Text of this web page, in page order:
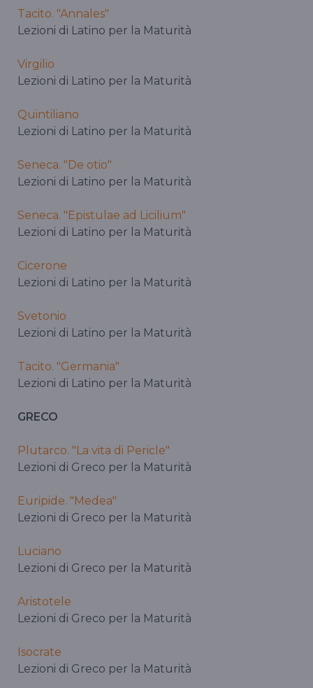
Tacito. "Annales"
Lezioni di Latino per la Maturità
Virgilio
Lezioni di Latino per la Maturità
Quintiliano
Lezioni di Latino per la Maturità
Seneca. "De otio"
Lezioni di Latino per la Maturità
Seneca. "Epistulae ad Licilium"
Lezioni di Latino per la Maturità
Cicerone
Lezioni di Latino per la Maturità
Svetonio
Lezioni di Latino per la Maturità
Tacito. "Germania"
Lezioni di Latino per la Maturità
GRECO
Plutarco. "La vita di Pericle"
Lezioni di Greco per la Maturità
Euripide. "Medea"
Lezioni di Greco per la Maturità
Luciano
Lezioni di Greco per la Maturità
Aristotele
Lezioni di Greco per la Maturità
Isocrate
Lezioni di Greco per la Maturità